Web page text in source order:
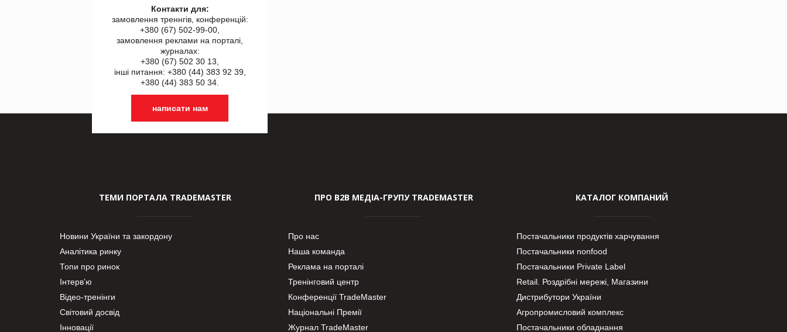
Контакти для:
замовлення треннгів, конференцій:
+380 (67) 502-99-00,
замовлення реклами на порталі,
журналах:
+380 (67) 502 30 13,
інші питання: +380 (44) 383 92 39,
+380 (44) 383 50 34.
написати нам
ТЕМИ ПОРТАЛА TRADEMASTER
Новини України та закордону
Аналітика ринку
Топи про ринок
Інтерв’ю
Відео-тренінги
Світовий досвід
Інновації
ПРО В2В МЕДІА-ГРУПУ TRADEMASTER
Про нас
Наша команда
Реклама на порталі
Тренінговий центр
Конференції TradeMaster
Національні Премії
Журнал TradeMaster
КАТАЛОГ КОМПАНИЙ
Постачальники продуктів харчування
Постачальники nonfood
Постачальники Private Label
Retail. Роздрібні мережі, Магазини
Дистрибутори України
Агропромисловий комплекс
Постачальники обладнання